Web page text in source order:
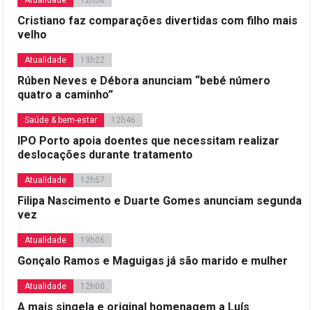
Cristiano faz comparações divertidas com filho mais
velho
Atualidade 13h22
Rúben Neves e Débora anunciam “bebé número
quatro a caminho”
Saúde & bem-estar 12h46
IPO Porto apoia doentes que necessitam realizar
deslocações durante tratamento
Atualidade 12h57
Filipa Nascimento e Duarte Gomes anunciam segunda
vez
Atualidade 19h06
Gonçalo Ramos e Maguigas já são marido e mulher
Atualidade 12h00
A mais singela e original homenagem a Luís